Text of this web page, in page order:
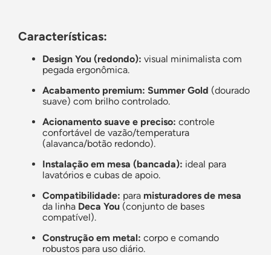
Características:
Design You (redondo): visual minimalista com
pegada ergonômica.
Acabamento premium: Summer Gold (dourado
suave) com brilho controlado.
Acionamento suave e preciso: controle
confortável de vazão/temperatura
(alavanca/botão redondo).
Instalação em mesa (bancada): ideal para
lavatórios e cubas de apoio.
Compatibilidade: para misturadores de mesa
da linha Deca You (conjunto de bases
compatível).
Construção em metal: corpo e comando
robustos para uso diário.